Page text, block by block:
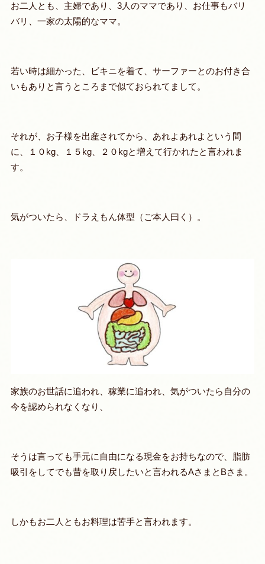
お二人とも、主婦であり、3人のママであり、お仕事もバリ
バリ、一家の太陽的なママ。
若い時は細かった、ビキニを着て、サーファーとのお付き合
いもありと言うところまで似ておられてまして。
それが、お子様を出産されてから、あれよあれよという間
に、１０kg、１５kg、２０kgと増えて行かれたと言われま
す。
気がついたら、ドラえもん体型（ご本人曰く）。
家族のお世話に追われ、稼業に追われ、気がついたら自分の
今を認められなくなり、
そうは言っても手元に自由になる現金をお持ちなので、脂肪
吸引をしてでも昔を取り戻したいと言われるAさまとBさま。
しかもお二人ともお料理は苦手と言われます。